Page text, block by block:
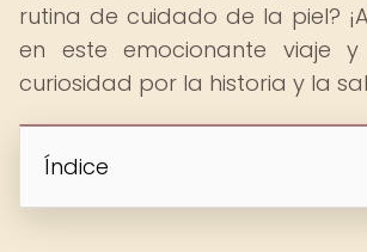
rutina de cuidado de la piel?
en este emocionante viaje
curiosidad por la historia y la
Índice